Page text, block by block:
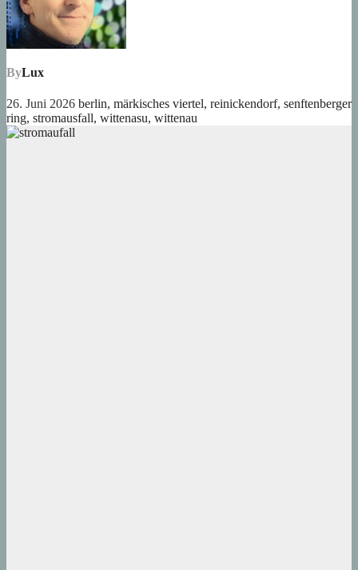
ByLux
26. Juni 2026 berlin, märkisches viertel, reinickendorf, senftenberger
ring, stromausfall, wittenasu, wittenau